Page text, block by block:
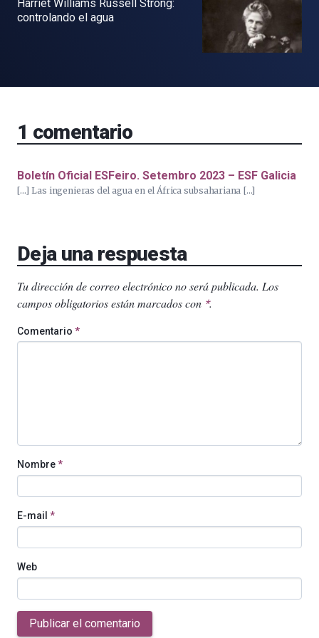
Harriet Williams Russell Strong:
controlando el agua
1 comentario
Boletín Oficial ESFeiro. Setembro 2023 – ESF Galicia
[…] Las ingenieras del agua en el África subsahariana […]
Deja una respuesta
Tu dirección de correo electrónico no será publicada. Los
campos obligatorios están marcados con *.
Comentario *
Nombre*
E-mail *
Web
Publicar el comentario